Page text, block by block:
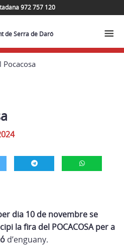
972 757 120
de Serra de Daró
Pocacosa
dia 10 de novembre se
la fira del POCACOSA per a
d’enguany.